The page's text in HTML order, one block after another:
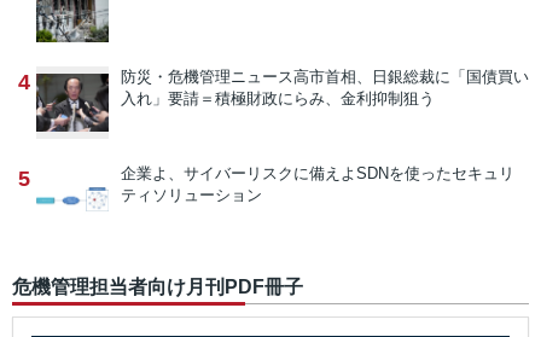
4 防災・危機管理ニュース高市首相、日銀総裁に「国債買い
入れ」要請＝積極財政にらみ、金利抑制狙う
5 企業よ、サイバーリスクに備えよ SDNを使ったセキュリ
ティソリューション
危機管理担当者向け月刊PDF冊子